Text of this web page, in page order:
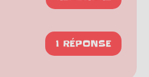
les réactions
1 RÉPONSE